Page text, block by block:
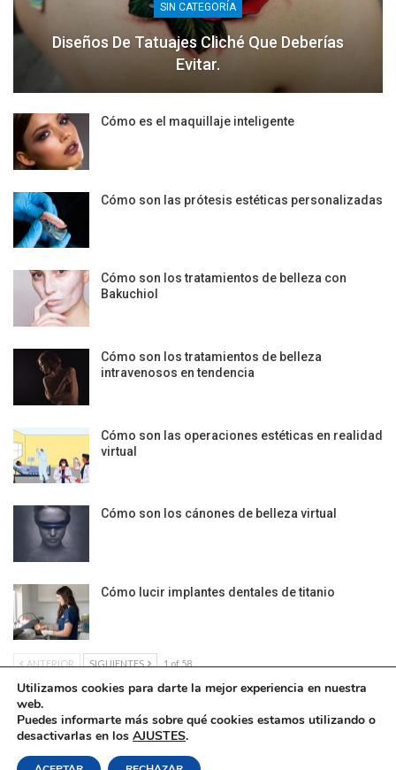
SIN CATEGORÍA
Diseños De Tatuajes Cliché Que Deberías
Evitar.
Cómo es el maquillaje inteligente
Cómo son las prótesis estéticas personalizadas
Cómo son los tratamientos de belleza con
Bakuchiol
Cómo son los tratamientos de belleza
intravenosos en tendencia
Cómo son las operaciones estéticas en realidad
virtual
Cómo son los cánones de belleza virtual
Cómo lucir implantes dentales de titanio
ANTERIOR SIGUIENTES 1 of 58
Utilizamos cookies para darte la mejor experiencia en nuestra
web.
Puedes informarte más sobre qué cookies estamos utilizando o
desactivarlas en los AJUSTES.